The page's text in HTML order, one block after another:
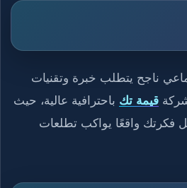
ناجح يتطلب خبرة وتقنيات
قيمة تك باحترافية عالية، حيث
فكرتك واقعًا يواكب تطلعات